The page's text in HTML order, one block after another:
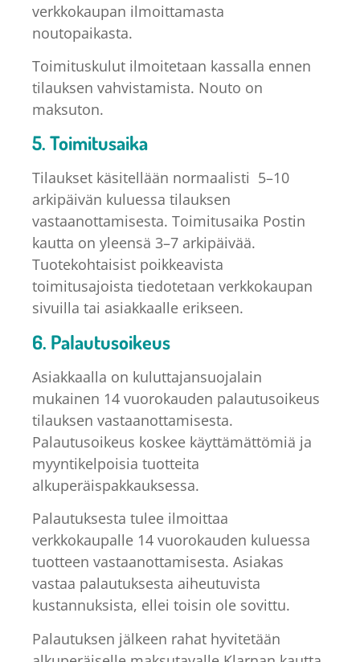
verkkokaupan ilmoittamasta
noutopaikasta.
Toimituskulut ilmoitetaan kassalla ennen
tilauksen vahvistamista. Nouto on
maksuton.
5. Toimitusaika
Tilaukset käsitellään normaalisti 5–10
arkipäivän kuluessa tilauksen
vastaanottamisesta. Toimitusaika Postin
kautta on yleensä 3–7 arkipäivää.
Tuotekohtaisist poikkeavista
toimitusajoista tiedotetaan verkkokaupan
sivuilla tai asiakkaalle erikseen.
6. Palautusoikeus
Asiakkaalla on kuluttajansuojalain
mukainen 14 vuorokauden palautusoikeus
tilauksen vastaanottamisesta.
Palautusoikeus koskee käyttämättömiä ja
myyntikelpoisia tuotteita
alkuperäispakkauksessa.
Palautuksesta tulee ilmoittaa
verkkokaupalle 14 vuorokauden kuluessa
tuotteen vastaanottamisesta. Asiakas
vastaa palautuksesta aiheutuvista
kustannuksista, ellei toisin ole sovittu.
Palautuksen jälkeen rahat hyvitetään